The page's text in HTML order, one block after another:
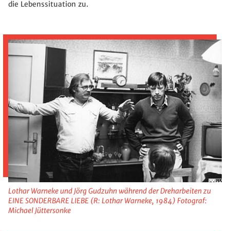
die Lebenssituation zu.
Lothar Warneke und Jörg Gudzuhn während der Dreharbeiten zu
EINE SONDERBARE LIEBE (R: Lothar Warneke, 1984) Fotograf:
Michael Jüttersonke